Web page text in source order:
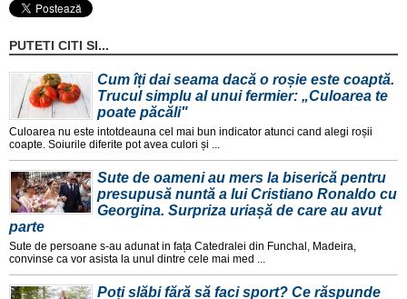
PUTETI CITI SI...
Cum îți dai seama dacă o roșie este coaptă.
Trucul simplu al unui fermier: „Culoarea te
poate păcăli"
Culoarea nu este intotdeauna cel mai bun indicator atunci cand alegi roșii
coapte. Soiurile diferite pot avea culori și ...
Sute de oameni au mers la biserică pentru
presupusă nuntă a lui Cristiano Ronaldo cu
Georgina. Surpriza uriașă de care au avut
parte
Sute de persoane s-au adunat in fața Catedralei din Funchal, Madeira,
convinse ca vor asista la unul dintre cele mai med ...
Poți slăbi fără să faci sport? Ce răspunde